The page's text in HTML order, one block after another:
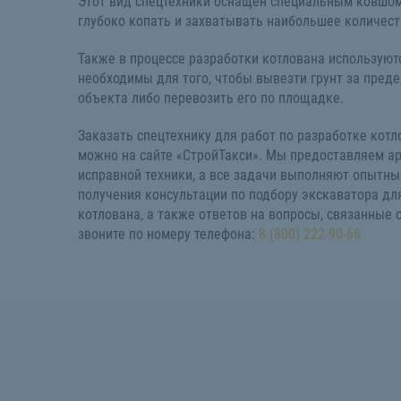
глубоко копать и захватывать наибольшее
Также в процессе разработки котлована
необходимы для того, чтобы вывезти грунт за
объекта либо перевозить его по площадке.
Заказать спецтехнику для работ по разработке
можно на сайте «СтройТакси». Мы предоставляем
исправной техники, а все задачи выполняют
получения консультации по подбору экскаватора
котлована, а также ответов на вопросы, связанные
звоните по номеру телефона: 8 (800) 222-90-66